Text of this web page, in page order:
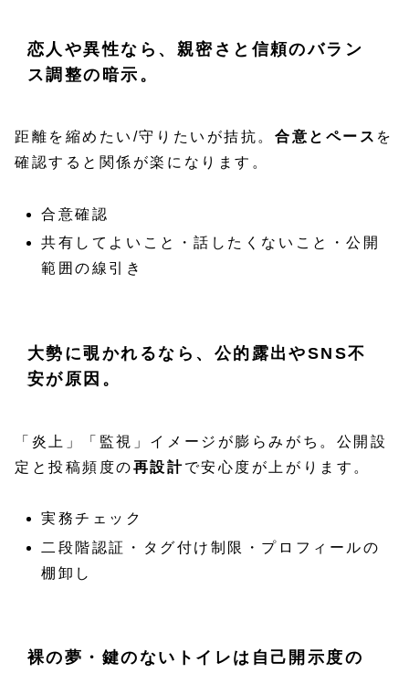
恋人や異性なら、親密さと信頼のバラン
ス調整の暗示。
距離を縮めたい/守りたいが拮抗。 合意とペース を
確認すると関係が楽になります。
合意確認
共有してよいこと・話したくないこと・公開
範囲の線引き
大勢に覗かれるなら、公的露出やSNS不
安が原因。
「炎上」「監視」イメージが膨らみがち。公開設
定と投稿頻度の再設計で安心度が上がります。
実務チェック
二段階認証・タグ付け制限・プロフィールの
棚卸し
裸の夢・鍵のないトイレは自己開示度の